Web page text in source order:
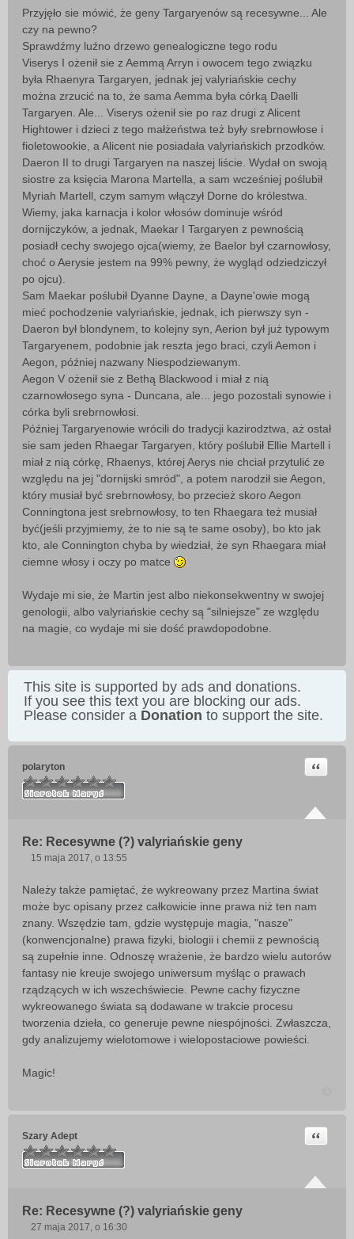
s
t
Przyjęło sie mówić, że geny Targaryenów są recesywne... Ale
czy na pewno?
Sprawdźmy luźno drzewo genealogiczne tego rodu
Viserys I ożenił sie z Aemmą Arryn i owocem tego związku
była Rhaenyra Targaryen, jednak jej valyriańskie cechy
można zrzucić na to, że sama Aemma była córką Daelli
Targaryen. Ale... Viserys ożenił sie po raz drugi z Alicent
Hightower i dzieci z tego małżeństwa też były srebrnowłose i
fioletowookie, a Alicent nie posiadała valyriańskich przodków.
Daeron II to drugi Targaryen na naszej liście. Wydał on swoją
siostre za księcia Marona Martella, a sam wcześniej poślubił
Myriah Martell, czym samym włączył Dorne do królestwa.
Wiemy, jaka karnacja i kolor włosów dominuje wśród
dornijczyków, a jednak, Maekar I Targaryen z pewnością
posiadł cechy swojego ojca(wiemy, że Baelor był czarnowłosy,
choć o Aerysie jestem na 99% pewny, że wygląd odziedziczył
po ojcu).
Sam Maekar poślubił Dyanne Dayne, a Dayne'owie mogą
mieć pochodzenie valyriańskie, jednak, ich pierwszy syn -
Daeron był blondynem, to kolejny syn, Aerion był już typowym
Targaryenem, podobnie jak reszta jego braci, czyli Aemon i
Aegon, później nazwany Niespodziewanym.
Aegon V ożenił sie z Bethą Blackwood i miał z nią
czarnowłosego syna - Duncana, ale... jego pozostali synowie i
córka byli srebrnowłosi.
Później Targaryenowie wrócili do tradycji kazirodztwa, aż ostał
sie sam jeden Rhaegar Targaryen, który poślubił Ellie Martell i
miał z nią córkę, Rhaenys, której Aerys nie chciał przytulić ze
względu na jej "dornijski smród", a potem narodził sie Aegon,
który musiał być srebrnowłosy, bo przecież skoro Aegon
Conningtona jest srebrnowłosy, to ten Rhaegara też musiał
być(jeśli przyjmiemy, że to nie są te same osoby), bo kto jak
kto, ale Connington chyba by wiedział, że syn Rhaegara miał
ciemne włosy i oczy po matce
Wydaje mi sie, że Martin jest albo niekonsekwentny w swojej
genologii, albo valyriańskie cechy są "silniejsze" ze względu
na magie, co wydaje mi sie dość prawdopodobne.
This site is supported by ads and donations.
If you see this text you are blocking our ads.
Please consider a Donation to support the site.
polaryton
Re: Recesywne (?) valyriańskie geny
Cytuj
s
t
15 maja 2017, o 13:55
Należy także pamiętać, że wykreowany przez Martina świat
może byc opisany przez całkowicie inne prawa niż ten nam
znany. Wszędzie tam, gdzie występuje magia, "nasze"
(konwencjonalne) prawa fizyki, biologii i chemii z pewnością
są zupełnie inne. Odnoszę wrażenie, że bardzo wielu autorów
fantasy nie kreuje swojego uniwersum myśląc o prawach
rządzących w ich wszechświecie. Pewne cachy fizyczne
wykreowanego świata są dodawane w trakcie procesu
tworzenia dzieła, co generuje pewne niespójności. Zwłaszcza,
gdy analizujemy wielotomowe i wielopostaciowe powieści.
Magic!
Szary Adept
Re: Recesywne (?) valyriańskie geny
Cytuj
27 maja 2017, o 16:30